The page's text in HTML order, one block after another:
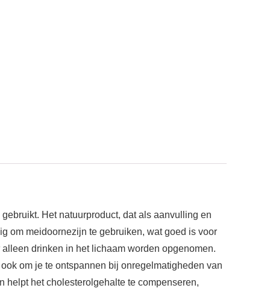
Het natuurproduct, dat als aanvulling en
om meidoornezijn te gebruiken, wat goed is voor
drinken in het lichaam worden opgenomen.
om je te ontspannen bij onregelmatigheden van
helpt het cholesterolgehalte te compenseren,